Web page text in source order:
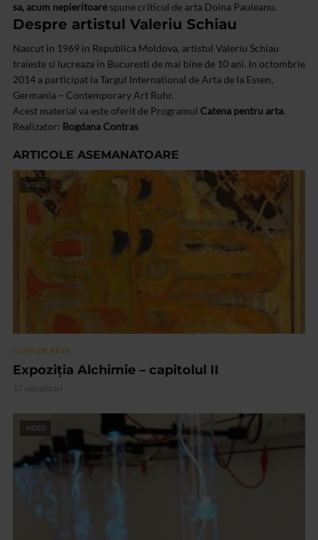
sa, acum nepieritoare spune criticul de arta Doina Pauleanu.
Despre artistul Valeriu Schiau
Nascut in 1969 in Republica Moldova, artistul Valeriu Schiau
traieste si lucreaza in Bucuresti de mai bine de 10 ani. In octombrie
2014 a participat la Targul International de Arta de la Essen,
Germania – Contemporary Art Ruhr.
Acest material va este oferit de Programul Catena pentru arta.
Realizator: Bogdana Contras
ARTICOLE ASEMANATOARE
VIDEO
CLIPA DE ARTA
Expoziția Alchimie – capitolul II
17 vizualizari
VIDEO